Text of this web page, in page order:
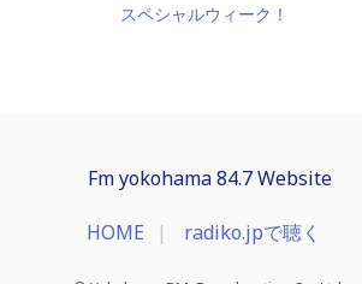
スペシャルウィーク！
Fm yokohama 84.7 Website
HOME radiko.jpで聴く